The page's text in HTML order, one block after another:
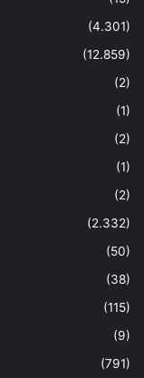
(4.301)
(12.859)
(2)
(1)
(2)
(1)
(2)
(2.332)
(50)
(38)
(115)
(9)
(791)